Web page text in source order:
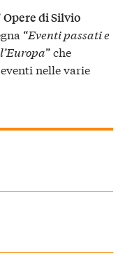
Opere di Silvio
“Eventi passati e
” che
nelle varie